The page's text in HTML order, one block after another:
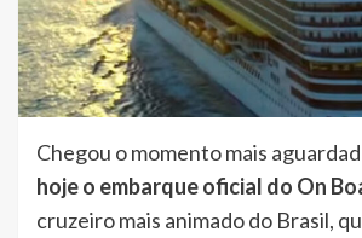
Chegou o momento mais
hoje o embarque oficial do On
cruzeiro mais animado do Brasil,